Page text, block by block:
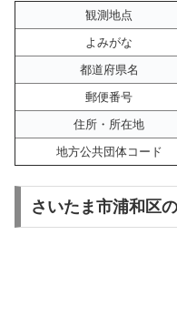
観測地点
よみがな
都道府県名
郵便番号
住所・所在地
地方公共団体コード
さいたま市浦和区